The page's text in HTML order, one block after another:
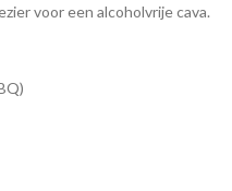
voor een alcoholvrije cava.